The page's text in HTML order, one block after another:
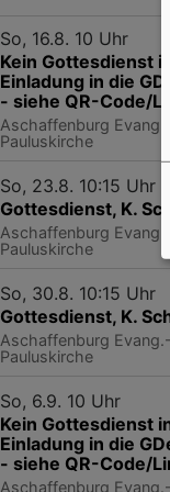
So, 16.8. 10 Uhr
Kein Gottesdienst in
Einladung in die
- siehe QR-Code/
Aschaffenburg
Pauluskirche
So, 23.8. 10:15 Uhr
Gottesdienst, K.
Aschaffenburg
Pauluskirche
So, 30.8. 10:15 Uhr
Gottesdienst, K.
Aschaffenburg
Pauluskirche
So, 6.9. 10 Uhr
Kein Gottesdienst
Einladung in die
- siehe QR-Code/
Aschaffenburg